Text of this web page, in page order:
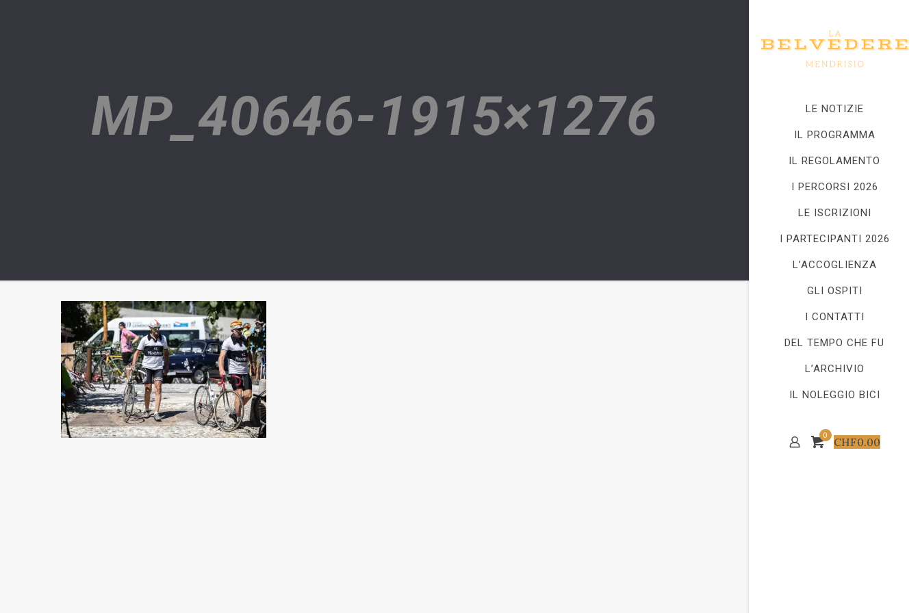
LE NOTIZIE
IL PROGRAMMA
IL REGOLAMENTO
I PERCORSI 2026
LE ISCRIZIONI
I PARTECIPANTI 2026
L’ACCOGLIENZA
GLI OSPITI
I CONTATTI
DEL TEMPO CHE FU
L’ARCHIVIO
IL NOLEGGIO BICI
0 CHF0.00
MP_40646-1915×1276